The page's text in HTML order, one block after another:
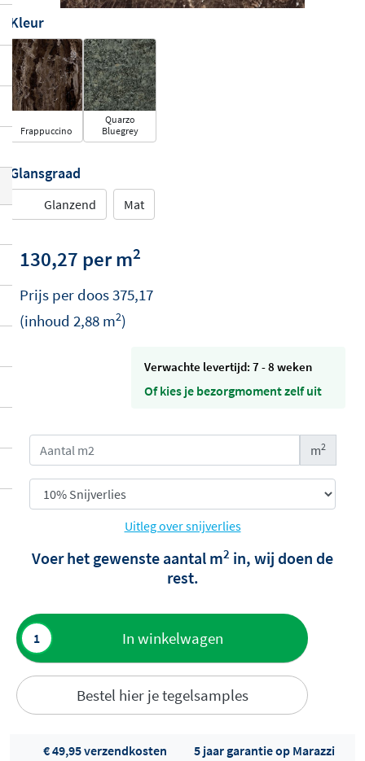
Kleur
Frappuccino
Quarzo
Bluegrey
Glansgraad
Glanzend Mat
130,27 per m2
Prijs per doos375,17
(inhoud 2,88 m2)
Verwachte levertijd: 7 - 8 weken
Of kies je bezorgmoment zelf uit
m2
Uitleg over snijverlies
Voer het gewenste aantal m2 in, wij doen de
rest.
In winkelwagen
Bestel hier je tegelsamples
Toevoegen
aan offerte
€ 49,95 verzendkosten
5 jaar garantie op Marazzi